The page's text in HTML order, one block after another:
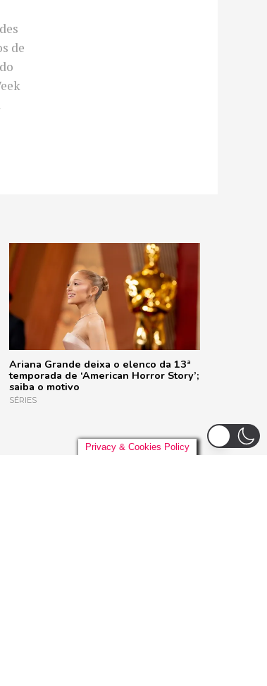
de
Ariana Grande deixa o elenco da 13ª
temporada de ‘American Horror Story’;
saiba o motivo
SÉRIES
Privacy & Cookies Policy